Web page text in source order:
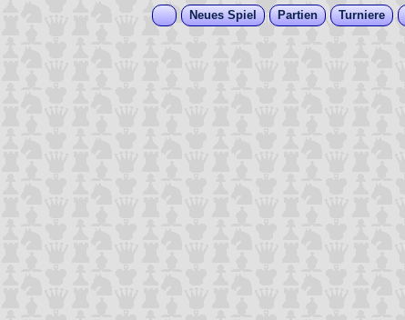
Neues Spiel Partien Turniere